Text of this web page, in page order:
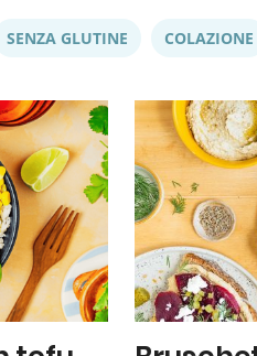
SENZA GLUTINE COLAZIONE